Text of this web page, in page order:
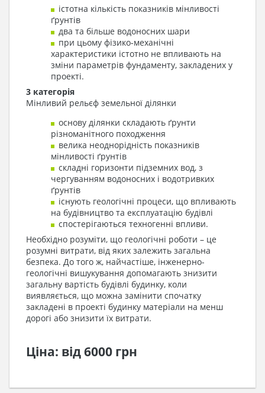
істотна кількість показників мінливості
ґрунтів
два та більше водоносних шари
при цьому фізико-механічні
характеристики істотно не впливають на
зміни параметрів фундаменту, закладених у
проекті.
3 категорія
Мінливий рельєф земельної ділянки
основу ділянки складають ґрунти
різноманітного походження
велика неоднорідність показників
мінливості ґрунтів
складні горизонти підземних вод, з
чергуванням водоносних і водотривких
ґрунтів
існують геологічні процеси, що впливають
на будівництво та експлуатацію будівлі
спостерігаються техногенні впливи.
Необхідно розуміти, що геологічні роботи – це
розумні витрати, від яких залежить загальна
безпека. До того ж, найчастіше, інженерно-
геологічні вишукування допомагають знизити
загальну вартість будівлі будинку, коли
виявляється, що можна замінити спочатку
закладені в проекті будинку матеріали на менш
дорогі або знизити їх витрати.
Ціна: від 6000 грн